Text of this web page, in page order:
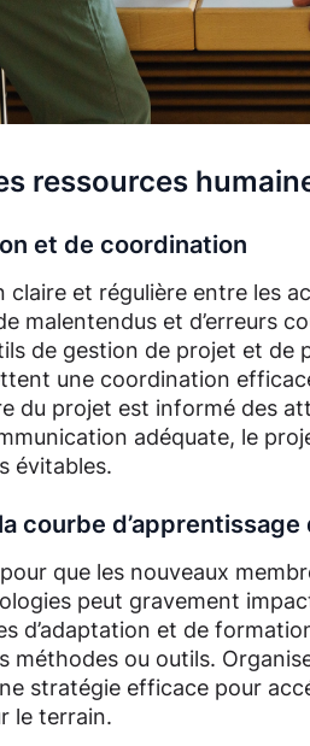
ressources
et de coordination
claire et régulière entre les
malentendus et d’erreurs
de gestion de projet et
une coordination
du projet est informé des
adéquate, le
évitables.
courbe
que les nouveaux
peut gravement
d’adaptation et de
méthodes ou outils.
stratégie efficace pour
le terrain.